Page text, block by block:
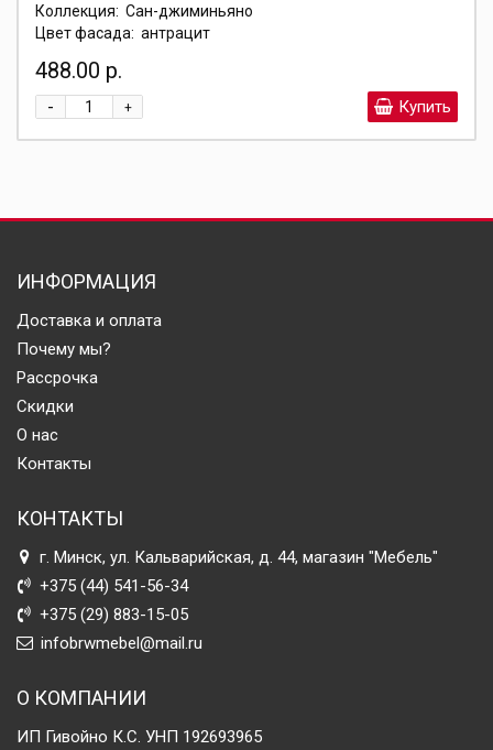
Коллекция: Сан-джиминьяно
Цвет фасада: антрацит
488.00 р.
+
- Купить
ИНФОРМАЦИЯ
Доставка и оплата
Почему мы?
Рассрочка
Скидки
О нас
Контакты
КОНТАКТЫ
г. Минск, ул. Кальварийская, д. 44, магазин "Мебель"
+375 (44) 541-56-34
+375 (29) 883-15-05
infobrwmebel@mail.ru
О КОМПАНИИ
ИП Гивойно К.С. УНП 192693965